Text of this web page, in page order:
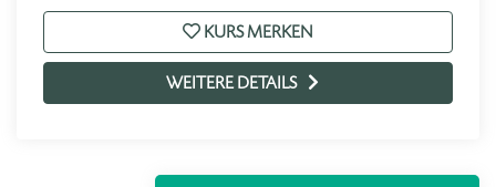
KURS MERKEN
WEITERE DETAILS